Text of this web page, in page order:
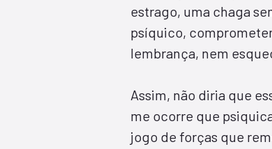
estrago, uma chaga
psíquico,
lembrança, nem
Assim, não diria que
me ocorre que
jogo de forças que